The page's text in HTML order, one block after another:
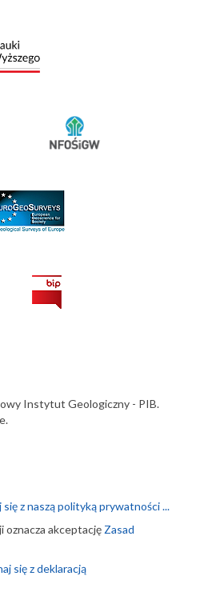
Instytut Geologiczny - PIB.
się z naszą polityką prywatności ...
oznacza akceptację Zasad
się z deklaracją